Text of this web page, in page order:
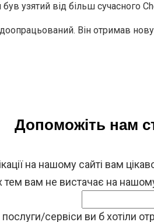
узятий від більш сучасного
Він отримав
Допоможіть нам
на нашому сайті вам
тем вам не вистачає на
послуги/сервіси ви б хотіли